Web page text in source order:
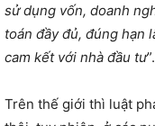
sử dụng vốn, doanh
toán đầy đủ, đúng hạn
cam kết với nhà đầu tư”.
Trên thế giới thì luật